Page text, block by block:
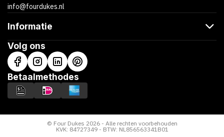
Informatie
info@fourdukes.nl
Volg ons
Betaalmethodes
© Four Dukes 2026 - Alle rechten voorbehouden
KVK: 84727349 - BTW: NL856563341B01